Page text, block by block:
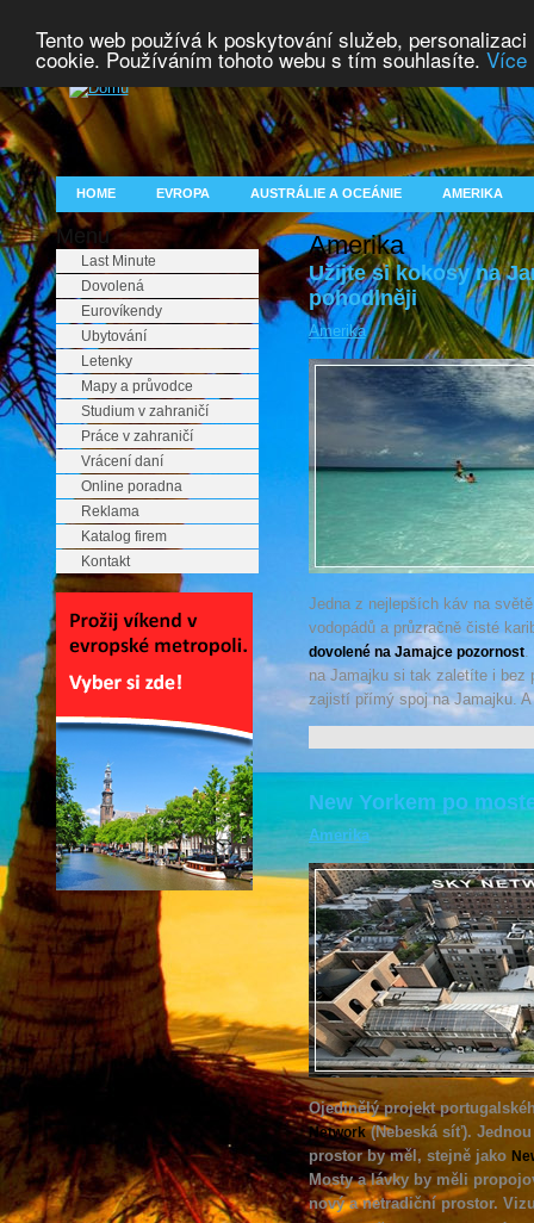
Tento web používá k poskytování služeb,
cookie. Používáním tohoto webu s tím souhlasíte. Více
HOME EVROPA AUSTRÁLIE A OCEÁNIE AMERIKA
Menu
Last Minute
Dovolená
Eurovíkendy
Ubytování
Letenky
Mapy a průvodce
Studium v zahraničí
Práce v zahraničí
Vrácení daní
Online poradna
Reklama
Katalog firem
Kontakt
Amerika
Užijte si kokosy na
pohodlněji
Amerika
Jedna z nejlepších káv na
vodopádů a průzračně čisté
dovolené na Jamajce pozornost.
na Jamajku si tak zaletíte i bez
zajistí přímý spoj na Jamajku. A
New Yorkem po
Amerika
Ojedinělý projekt
Network(Nebeská síť).
prostor by měl, stejně jako
Mosty a lávky by měli
nový a netradiční prostor.